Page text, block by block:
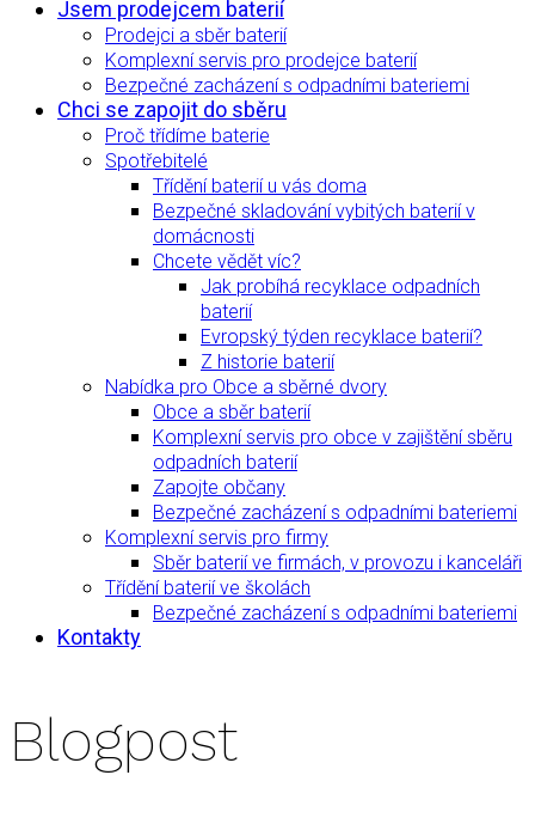
Jsem prodejcem baterií
Prodejci a sběr baterií
Komplexní servis pro prodejce baterií
Bezpečné zacházení s odpadními bateriemi
Chci se zapojit do sběru
Proč třídíme baterie
Spotřebitelé
Třídění baterií u vás doma
Bezpečné skladování vybitých baterií v
domácnosti
Chcete vědět víc?
Jak probíhá recyklace odpadních
baterií
Evropský týden recyklace baterií?
Z historie baterií
Nabídka pro Obce a sběrné dvory
Obce a sběr baterií
Komplexní servis pro obce v zajištění sběru
odpadních baterií
Zapojte občany
Bezpečné zacházení s odpadními bateriemi
Komplexní servis pro firmy
Sběr baterií ve firmách, v provozu i kanceláři
Třídění baterií ve školách
Bezpečné zacházení s odpadními bateriemi
Kontakty
Blogpost